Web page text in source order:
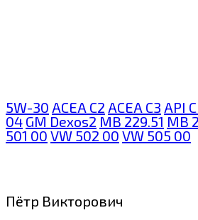
5W-30 ACEA C2 ACEA C3 API
04 GM Dexos2 MB 229.51 MB
501 00 VW 502 00 VW 505 00
Пётр Викторович